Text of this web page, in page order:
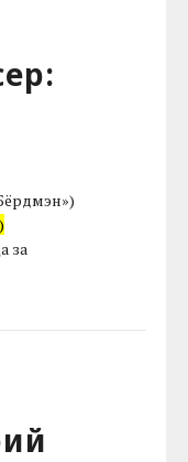
за